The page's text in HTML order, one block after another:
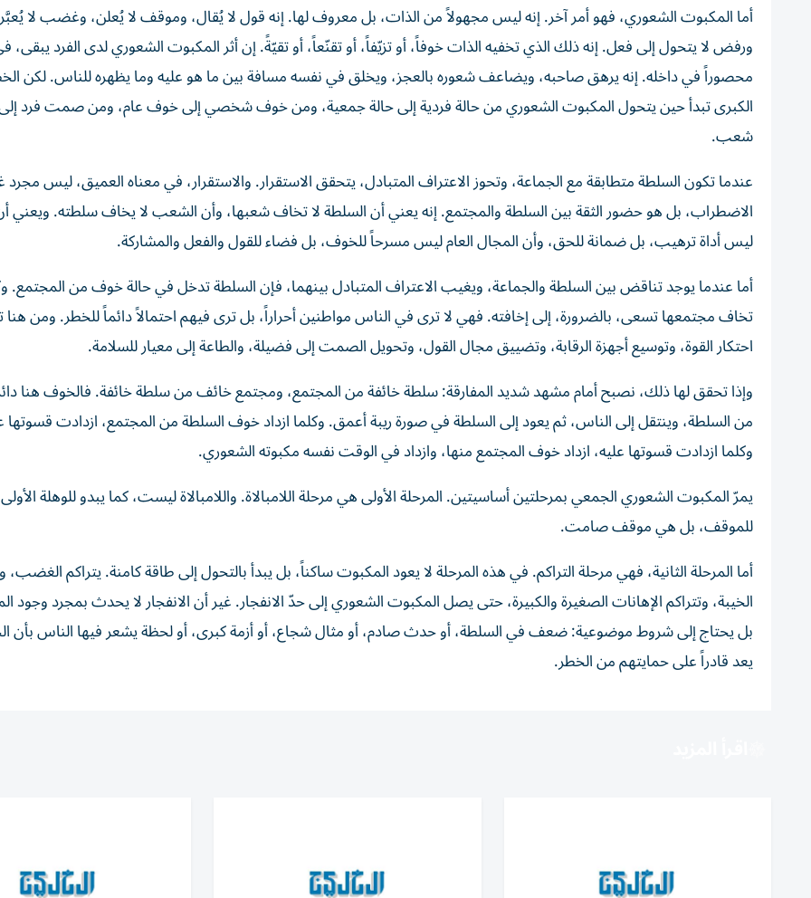
أما المكبوت الشعوري، فهو أمر آخر. إنه ليس مجهولاً من الذات، بل معروف لها. إنه قول لا يُقال، وموقف لا يُعلن، وغضب لا
ورفض لا يتحول إلى فعل. إنه ذلك الذي تخفيه الذات خوفاً، أو تزيّفاً، أو تقنّعاً، أو تقيّةً. إن أثر المكبوت الشعوري لدى الفرد يبقى،
محصوراً في داخله. إنه يرهق صاحبه، ويضاعف شعوره بالعجز، ويخلق في نفسه مسافة بين ما هو عليه وما يظهره للناس. لكن
الكبرى تبدأ حين يتحول المكبوت الشعوري من حالة فردية إلى حالة جمعية، ومن خوف شخصي إلى خوف عام، ومن صمت فرد
شعب.
عندما تكون السلطة متطابقة مع الجماعة، وتحوز الاعتراف المتبادل، يتحقق الاستقرار. والاستقرار، في معناه العميق، ليس
الاضطراب، بل هو حضور الثقة بين السلطة والمجتمع. إنه يعني أن السلطة لا تخاف شعبها، وأن الشعب لا يخاف سلطته. ويعني
ليس أداة ترهيب، بل ضمانة للحق، وأن المجال العام ليس مسرحاً للخوف، بل فضاء للقول والفعل والمشاركة.
أما عندما يوجد تناقض بين السلطة والجماعة، ويغيب الاعتراف المتبادل بينهما، فإن السلطة تدخل في حالة خوف من
تخاف مجتمعها تسعى، بالضرورة، إلى إخافته. فهي لا ترى في الناس مواطنين أحراراً، بل ترى فيهم احتمالاً دائماً للخطر. ومن هنا
احتكار القوة، وتوسيع أجهزة الرقابة، وتضييق مجال القول، وتحويل الصمت إلى فضيلة، والطاعة إلى معيار للسلامة.
وإذا تحقق لها ذلك، نصبح أمام مشهد شديد المفارقة: سلطة خائفة من المجتمع، ومجتمع خائف من سلطة خائفة. فالخوف هنا
من السلطة، وينتقل إلى الناس، ثم يعود إلى السلطة في صورة ريبة أعمق. وكلما ازداد خوف السلطة من المجتمع، ازدادت قسوتها
وكلما ازدادت قسوتها عليه، ازداد خوف المجتمع منها، وازداد في الوقت نفسه مكبوته الشعوري.
يمرّ المكبوت الشعوري الجمعي بمرحلتين أساسيتين. المرحلة الأولى هي مرحلة اللامبالاة. واللامبالاة ليست، كما يبدو للوهلة
للموقف، بل هي موقف صامت.
أما المرحلة الثانية، فهي مرحلة التراكم. في هذه المرحلة لا يعود المكبوت ساكناً، بل يبدأ بالتحول إلى طاقة كامنة. يتراكم الغضب،
الخيبة، وتتراكم الإهانات الصغيرة والكبيرة، حتى يصل المكبوت الشعوري إلى حدّ الانفجار. غير أن الانفجار لا يحدث بمجرد وجود
بل يحتاج إلى شروط موضوعية: ضعف في السلطة، أو حدث صادم، أو مثال شجاع، أو أزمة كبرى، أو لحظة يشعر فيها الناس بأن
يعد قادراً على حمايتهم من الخطر.